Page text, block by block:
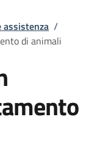
assistenza /
di animali